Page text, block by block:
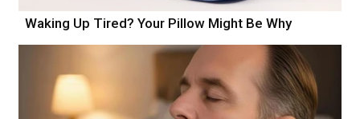
Waking Up Tired? Your Pillow Might Be Why